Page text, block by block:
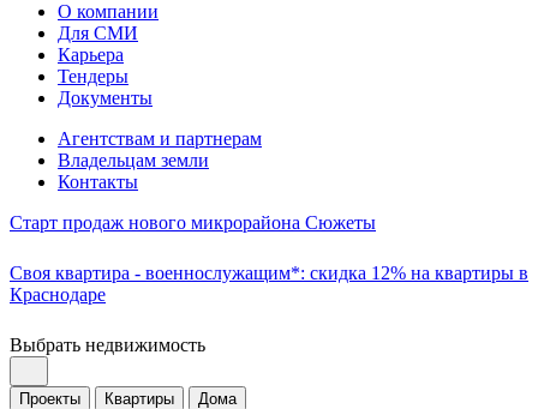
О компании
Для СМИ
Карьера
Тендеры
Документы
Агентствам и партнерам
Владельцам земли
Контакты
Старт продаж нового микрорайона Сюжеты
Своя квартира - военнослужащим*: скидка 12% на квартиры в
Краснодаре
Выбрать недвижимость
Проекты Квартиры Дома